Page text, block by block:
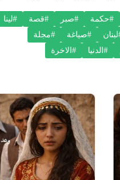
#حكمة #صبر #قصة
#لينا
#صياغة
#مجلة
#الدنيا #الاخرة